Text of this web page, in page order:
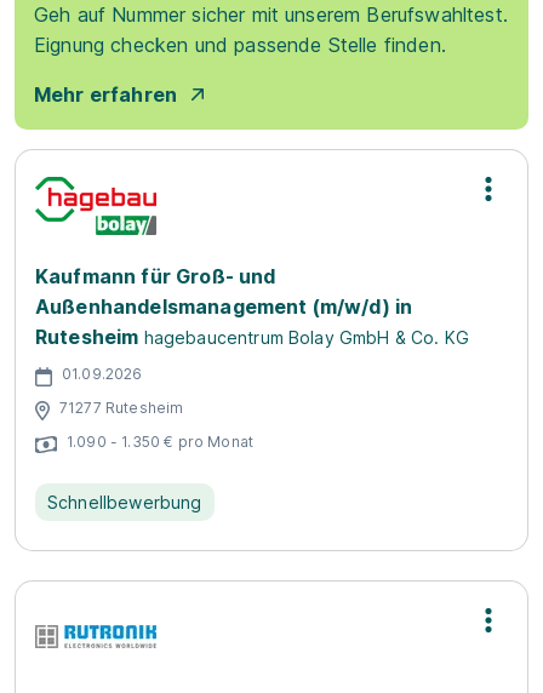
Geh auf Nummer sicher mit unserem Berufswahltest.
Eignung checken und passende Stelle finden.
Mehr erfahren
Kaufmann für Groß- und
Außenhandelsmanagement (m/w/d) in
Rutesheim hagebaucentrum Bolay GmbH & Co. KG
01.09.2026
71277 Rutesheim
1.090 - 1.350 € pro Monat
Schnellbewerbung